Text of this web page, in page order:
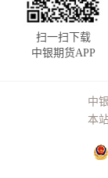
扫一扫下载
中银期货APP
中
本